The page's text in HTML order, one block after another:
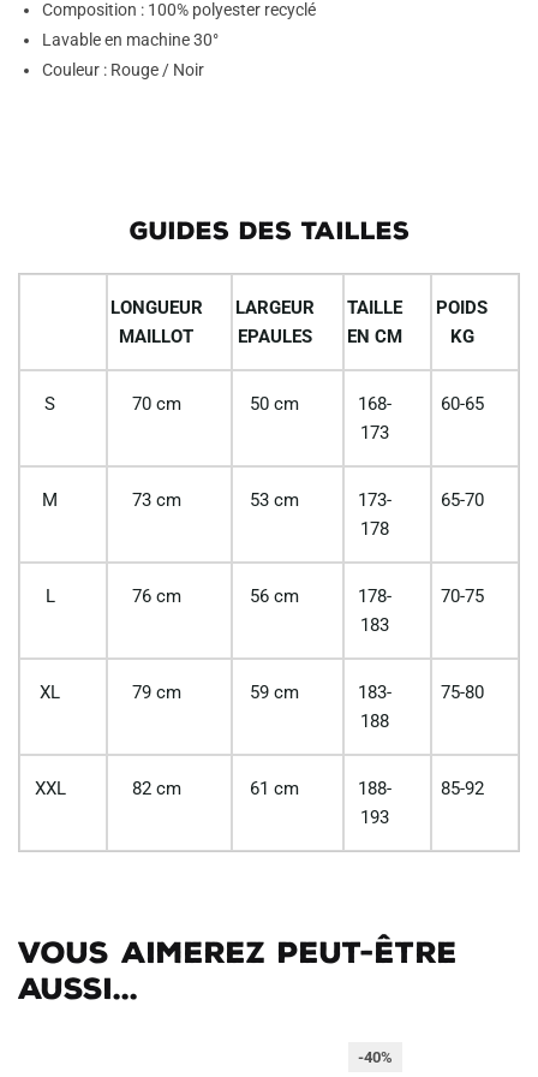
Composition : 100% polyester recyclé
Lavable en machine 30°
Couleur : Rouge / Noir
GUIDES DES TAILLES
LONGUEUR
MAILLOT
LARGEUR
EPAULES
TAILLE
EN CM
POIDS
KG
S 70 cm 50 cm
168-
173
60-65
M 73 cm 53 cm
173-
178
65-70
L 76 cm 56 cm
178-
183
70-75
XL 79 cm 59 cm
183-
188
75-80
XXL 82 cm 61 cm
188-
193
85-92
Vous aimerez peut-être
aussi...
-40%